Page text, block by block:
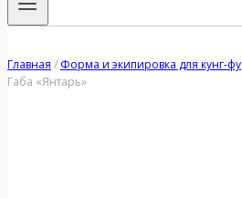
Главная / Форма и экипировка для кунг-фу
Габа «Янтарь»